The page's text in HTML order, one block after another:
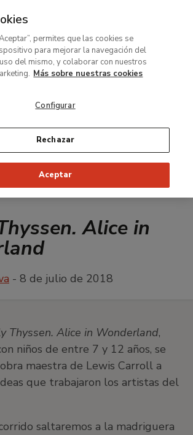
Alice in
- 8 de julio de 2018
Thyssen. Alice in Wonderland,
niños de entre 7 y 12 años, se
maestra de Lewis Carroll a
que trabajaron los artistas del
saltaremos a la madriguera
permites que las cookies se
para mejorar la navegación del
del mismo, y colaborar con nuestros
Más sobre nuestras cookies
Configurar
Rechazar
Aceptar